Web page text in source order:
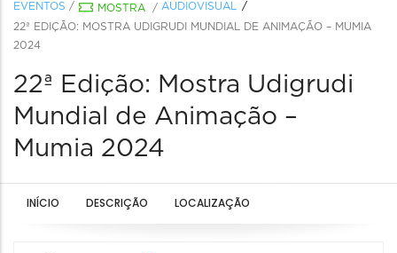
EVENTOS / MOSTRA / AUDIOVISUAL
22ª EDIÇÃO: MOSTRA UDIGRUDI MUNDIAL DE ANIMAÇÃO – MUMIA
2024
22ª Edição: Mostra Udigrudi
Mundial de Animação –
Mumia 2024
INÍCIO DESCRIÇÃO LOCALIZAÇÃO